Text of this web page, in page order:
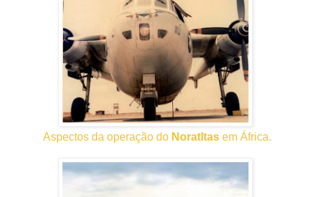
Aspectos da operação do Noratltas em África.